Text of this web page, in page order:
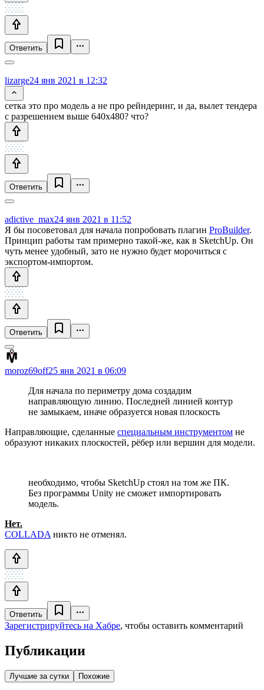
Ответить
lizarge24 янв 2021 в 12:32
сетка это про модель а не про рейндеринг, и да, вылет тендера
с разрешением выше 640x480? что?
Ответить
adictive_max24 янв 2021 в 11:52
Я бы посоветовал для начала попробовать плагин ProBuilder.
Принцип работы там примерно такой-же, как в SketchUp. Он
чуть менее удобный, зато не нужно будет морочиться с
экспортом-импортом.
Ответить
moroz69off25 янв 2021 в 06:09
Для начала по периметру дома создадим
направляющую линию. Последней линией контур
не замыкаем, иначе образуется новая плоскость
Направляющие, сделанные специальным инструментом не
образуют никаких плоскостей, рёбер или вершин для модели.
необходимо, чтобы SketchUp стоял на том же ПК.
Без программы Unity не сможет импортировать
модель.
Нет.
COLLADA никто не отменял.
Ответить
Зарегистрируйтесь на Хабре, чтобы оставить комментарий
Публикации
Лучшие за сутки Похожие